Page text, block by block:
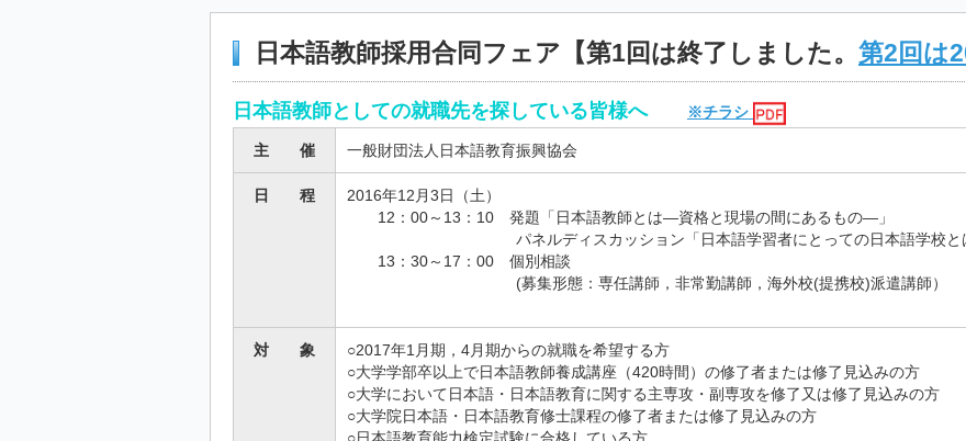
日本語教師採用合同フェア【第1回は終了しました。 第2回は
日本語教師としての就職先を探している皆様へ ※チラシ
主 催 一般財団法人日本語教育振興協会
日 程
2016年12月3日（土）
12：00～13：10 発題「日本語教師とは―資格と現場の間にあるもの―」
パネルディスカッション「日本語学習者にとっての日本語学校とは？
13：30～17：00 個別相談
(募集形態：専任講師，非常勤講師，海外校(提携校)派遣講師）
対 象
○2017年1月期，4月期からの就職を希望する方
○大学学部卒以上で日本語教師養成講座（420時間）の修了者または修了見込みの方
○大学において日本語・日本語教育に関する主専攻・副専攻を修了又は修了見込みの方
○大学院日本語・日本語教育修士課程の修了者または修了見込みの方
○日本語教育能力検定試験に合格している方